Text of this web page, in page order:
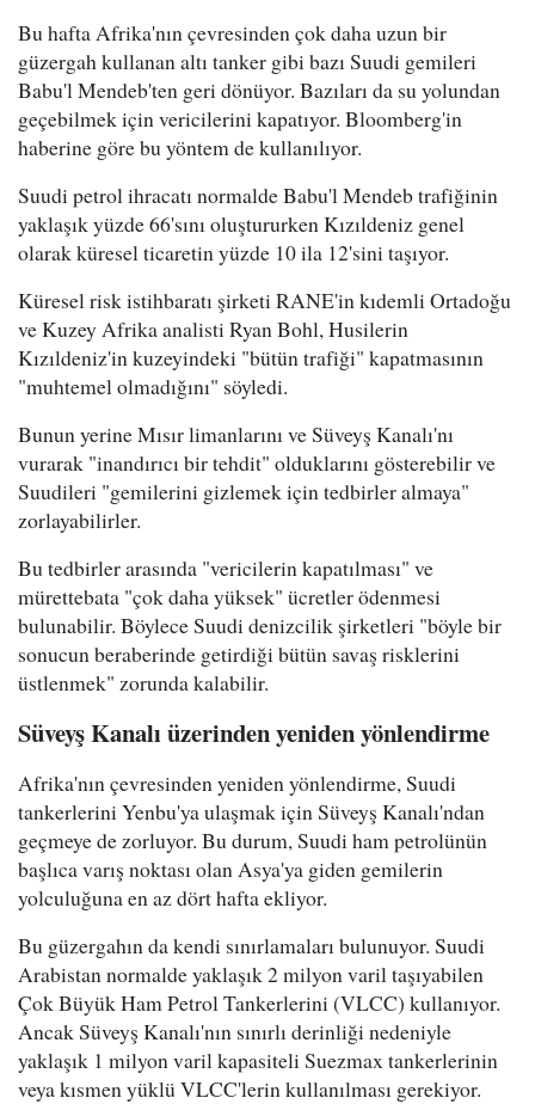
Bu hafta Afrika'nın çevresinden çok daha uzun bir
güzergah kullanan altı tanker gibi bazı Suudi gemileri
Babu'l Mendeb'ten geri dönüyor. Bazıları da su yolundan
geçebilmek için vericilerini kapatıyor. Bloomberg'in
haberine göre bu yöntem de kullanılıyor.
Suudi petrol ihracatı normalde Babu'l Mendeb trafiğinin
yaklaşık yüzde 66'sını oluştururken Kızıldeniz genel
olarak küresel ticaretin yüzde 10 ila 12'sini taşıyor.
Küresel risk istihbaratı şirketi RANE'in kıdemli Ortadoğu
ve Kuzey Afrika analisti Ryan Bohl, Husilerin
Kızıldeniz'in kuzeyindeki "bütün trafiği" kapatmasının
"muhtemel olmadığını" söyledi.
Bunun yerine Mısır limanlarını ve Süveyş Kanalı'nı
vurarak "inandırıcı bir tehdit" olduklarını gösterebilir ve
Suudileri "gemilerini gizlemek için tedbirler almaya"
zorlayabilirler.
Bu tedbirler arasında "vericilerin kapatılması" ve
mürettebata "çok daha yüksek" ücretler ödenmesi
bulunabilir. Böylece Suudi denizcilik şirketleri "böyle bir
sonucun beraberinde getirdiği bütün savaş risklerini
üstlenmek" zorunda kalabilir.
Süveyş Kanalı üzerinden yeniden yönlendirme
Afrika'nın çevresinden yeniden yönlendirme, Suudi
tankerlerini Yenbu'ya ulaşmak için Süveyş Kanalı'ndan
geçmeye de zorluyor. Bu durum, Suudi ham petrolünün
başlıca varış noktası olan Asya'ya giden gemilerin
yolculuğuna en az dört hafta ekliyor.
Bu güzergahın da kendi sınırlamaları bulunuyor. Suudi
Arabistan normalde yaklaşık 2 milyon varil taşıyabilen
Çok Büyük Ham Petrol Tankerlerini (VLCC) kullanıyor.
Ancak Süveyş Kanalı'nın sınırlı derinliği nedeniyle
yaklaşık 1 milyon varil kapasiteli Suezmax tankerlerinin
veya kısmen yüklü VLCC'lerin kullanılması gerekiyor.